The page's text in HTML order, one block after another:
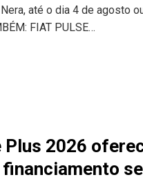
até o dia 4 de agosto
FIAT PULSE…
Plus 2026